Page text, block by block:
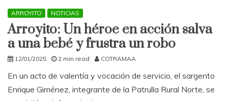
ARROYITO NOTICIAS
Arroyito: Un héroe en acción salva
a una bebé y frustra un robo
12/01/2025 2 min read COTRAMAA
En un acto de valentía y vocación de servicio, el sargento
Enrique Giménez, integrante de la Patrulla Rural Norte, se